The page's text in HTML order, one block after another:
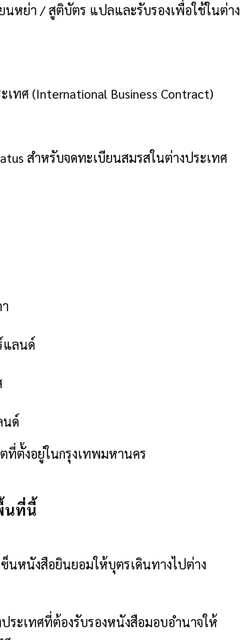
นหย่า / สูติบัตร แปลและรับรองเพื่อใช้ในต่าง
ทศ (International Business Contract)
สำหรับจดทะเบียนสมรสในต่างประเทศ
แลนด์
ด์
ที่ตั้งอยู่ในกรุงเทพมหานคร
นที่นี้
นหนังสือยินยอมให้บุตรเดินทางไปต่าง
ระเทศที่ต้องรับรองหนังสือมอบอำนาจให้